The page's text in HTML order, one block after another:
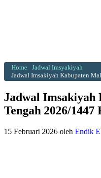
Home
Jadwal Imsyakiyah
Jadwal Imsakiyah Kabupaten
Jadwal
Tengah 2026/1447
15 Februari 2026 oleh Endik